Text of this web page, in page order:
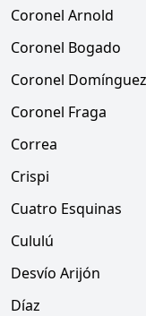
Coronel Arnold
Coronel Bogado
Coronel Domínguez
Coronel Fraga
Correa
Crispi
Cuatro Esquinas
Cululú
Desvío Arijón
Díaz